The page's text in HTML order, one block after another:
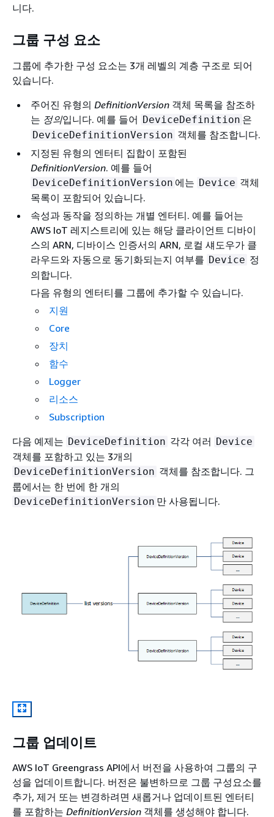
니다.
그룹 구성 요소
그룹에 추가한 구성 요소는 3개 레벨의 계층 구조로 되어
있습니다.
주어진 유형의 DefinitionVersion 객체 목록을 참조하
는 정의입니다. 예를 들어 DeviceDefinition 은
DeviceDefinitionVersion 객체를 참조합니다.
지정된 유형의 엔터티 집합이 포함된
DefinitionVersion. 예를 들어
DeviceDefinitionVersion 에는 Device 객체
목록이 포함되어 있습니다.
속성과 동작을 정의하는 개별 엔터티. 예를 들어는
AWS IoT 레지스트리에 있는 해당 클라이언트 디바이
스의 ARN, 디바이스 인증서의 ARN, 로컬 섀도우가 클
라우드와 자동으로 동기화되는지 여부를 Device 정
의합니다.
다음 유형의 엔터티를 그룹에 추가할 수 있습니다.
지원
Core
장치
함수
Logger
리소스
Subscription
다음 예제는 DeviceDefinition 각각 여러 Device
객체를 포함하고 있는 3개의
DeviceDefinitionVersion 객체를 참조합니다. 그
룹에서는 한 번에 한 개의
DeviceDefinitionVersion 만 사용됩니다.
그룹 업데이트
AWS IoT Greengrass API에서 버전을 사용하여 그룹의 구
성을 업데이트합니다. 버전은 불변하므로 그룹 구성요소를
추가, 제거 또는 변경하려면 새롭거나 업데이트된 엔터티
를 포함하는 DefinitionVersion 객체를 생성해야 합니다.